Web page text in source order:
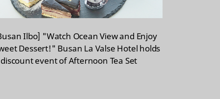
Ilbo] "Watch Ocean View and Enjoy
Dessert!" Busan La Valse Hotel holds
event of Afternoon Tea Set